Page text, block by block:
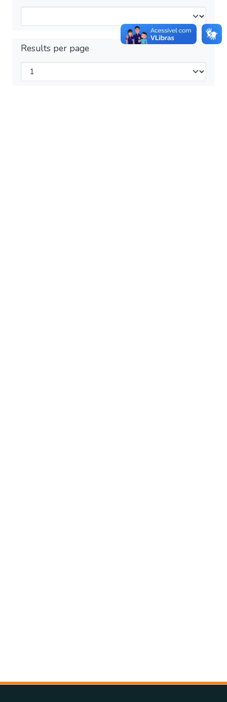
Results per page